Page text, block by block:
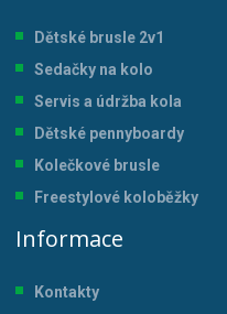
Dětské brusle 2v1
Sedačky na kolo
Servis a údržba kola
Dětské pennyboardy
Kolečkové brusle
Freestylové koloběžky
Informace
Kontakty